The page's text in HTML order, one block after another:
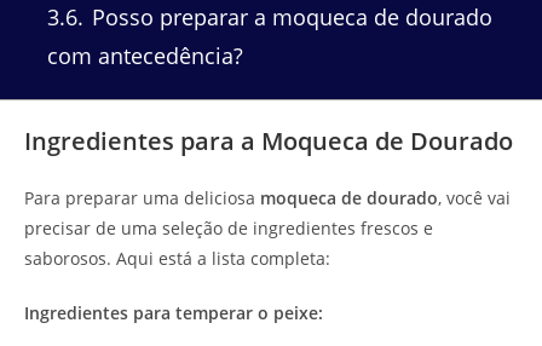
3.6 Posso preparar a moqueca de dourado
com antecedência?
Ingredientes para a Moqueca de Dourado
Para preparar uma deliciosa moqueca de dourado, você vai
precisar de uma seleção de ingredientes frescos e
saborosos. Aqui está a lista completa:
Ingredientes para temperar o peixe: